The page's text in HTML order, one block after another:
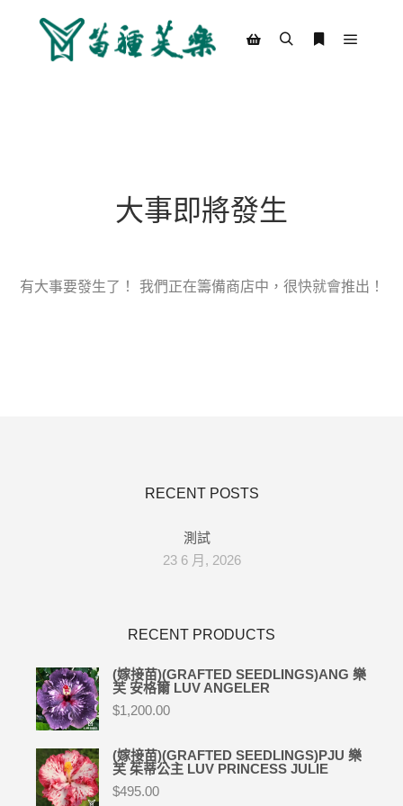
大事即將發生
有大事要發生了！ 我們正在籌備商店中，很快就會推出！
RECENT POSTS
測試
23 6 月, 2026
RECENT PRODUCTS
(嫁接苗)(GRAFTED SEEDLINGS)ANG 樂
芙 安格爾 LUV ANGELER
$1,200.00
(嫁接苗)(GRAFTED SEEDLINGS)PJU 樂
芙 茱蒂公主 LUV PRINCESS JULIE
$495.00